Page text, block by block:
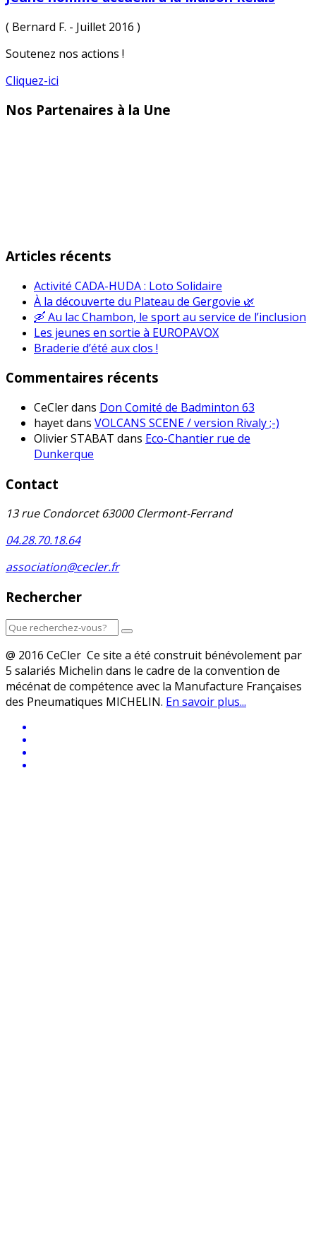
( Bernard F. - Juillet 2016 )
Soutenez nos actions !
Cliquez-ici
Nos Partenaires à la Une
Articles récents
Activité CADA-HUDA : Loto Solidaire
À la découverte du Plateau de Gergovie 🌿
🛶 Au lac Chambon, le sport au service de l’inclusion
Les jeunes en sortie à EUROPAVOX
Braderie d’été aux clos !
Commentaires récents
CeClerdans Don Comité de Badminton 63
hayetdans VOLCANS SCENE / version Rivaly ;-)
Olivier STABAT dans Eco-Chantier rue de
Dunkerque
Contact
13 rue Condorcet 63000 Clermont-Ferrand
04.28.70.18.64
association@cecler.fr
Rechercher
@ 2016 CeCler Ce site a été construit bénévolement par
5 salariés Michelin dans le cadre de la convention de
mécénat de compétence avec la Manufacture Françaises
des Pneumatiques MICHELIN. En savoir plus...